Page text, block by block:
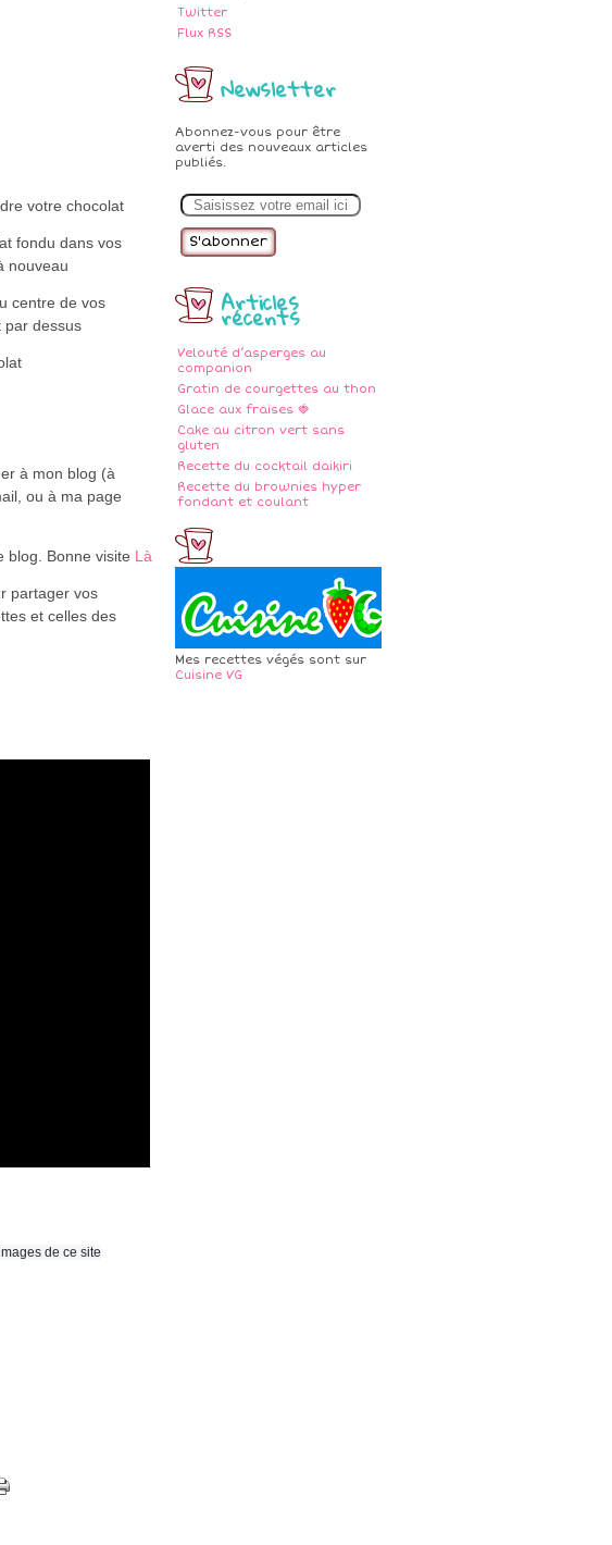
Twitter
Flux RSS
Newsletter
Abonnez-vous pour être
averti des nouveaux articles
publiés.
m
Articles
récents
Velouté d’asperges au
companion
Gratin de courgettes au thon
Glace aux fraises 🍓
Cake au citron vert sans
gluten
Recette du cocktail daikiri
Recette du brownies hyper
fondant et coulant
Mes recettes végés sont sur
Cuisine VG
votre chocolat
fondu dans vos
nouveau
centre de vos
par dessus
à mon blog (à
ou à ma page
blog. Bonne visite Là
partager vos
et celles des
de ce site